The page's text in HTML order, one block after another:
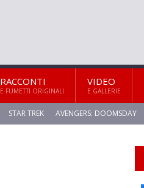
RACCONTI
E FUMETTI ORIGINALI
VIDEO
E GALLERIE
STAR TREK AVENGERS: DOOMSDAY